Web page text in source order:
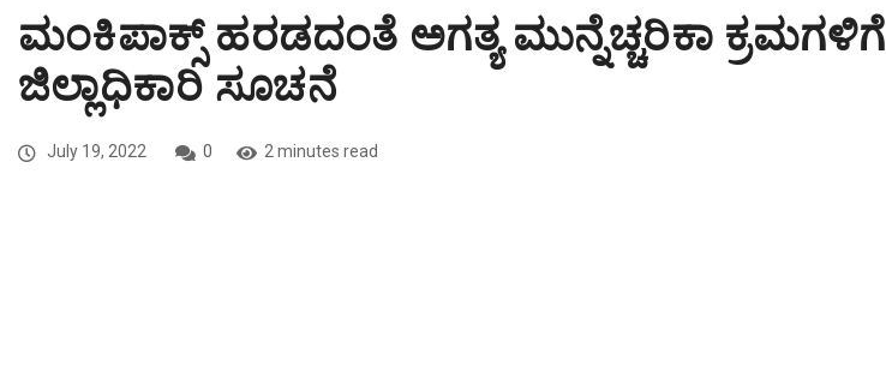
ಮಂಕಿಪಾಕ್ಸ್ ಹರಡದಂತೆ ಅಗತ್ಯ ಮುನ್ನೆಚ್ಚರಿಕಾ ಕ್ರಮಗಳಿಗೆ
ಜಿಲ್ಲಾಧಿಕಾರಿ ಸೂಚನೆ
July 19, 2022 0 2 minutes read